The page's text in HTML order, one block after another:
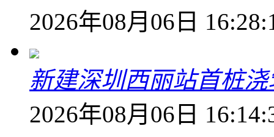
2026年08月06日
新建深圳西丽站首桩
2026年08月06日